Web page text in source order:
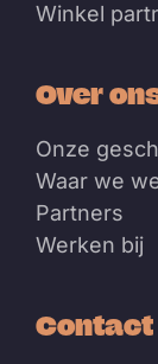
Winkel
Over
Onze
Waar we
Partners
Werken bij